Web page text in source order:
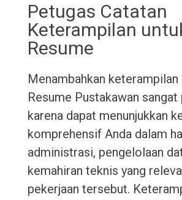
Petugas Catatan
Keterampilan
Resume
Menambahkan keterampilan
Resume Pustakawan sangat
karena dapat menunjukkan
komprehensif Anda dalam
administrasi, pengelolaan
kemahiran teknis yang
pekerjaan tersebut.